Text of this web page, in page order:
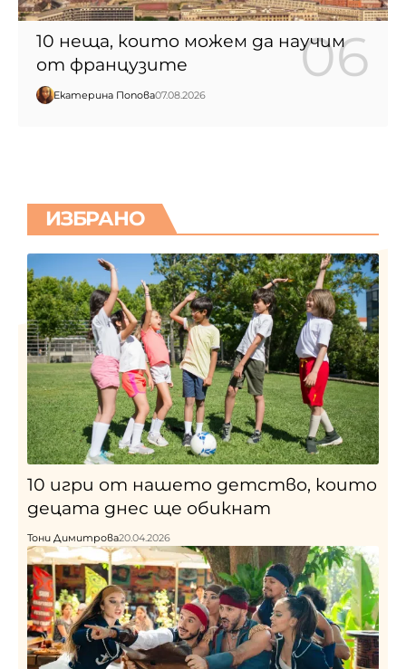
10 неща, които можем да научим
от французите
Екатерина Попова07.08.2026
ИЗБРАНО
10 игри от нашето детство, които
децата днес ще обикнат
Тони Димитрова20.04.2026